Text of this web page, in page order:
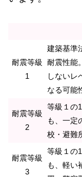
耐震等級
1
建築基準
耐震性能
しないレ
なる可能
耐震等級
2
等級１の
も、一定
校・避難
耐震等級
3
等級１の
も、軽い